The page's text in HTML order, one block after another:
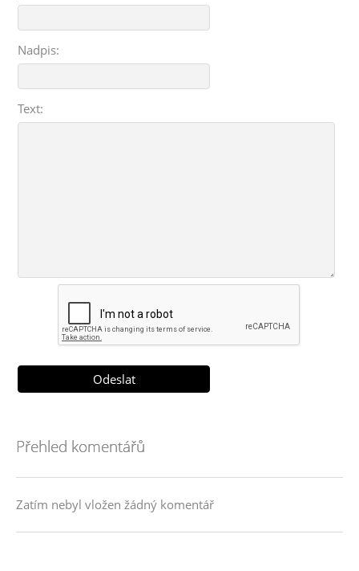
Nadpis:
Text:
Přehled komentářů
Zatím nebyl vložen žádný komentář